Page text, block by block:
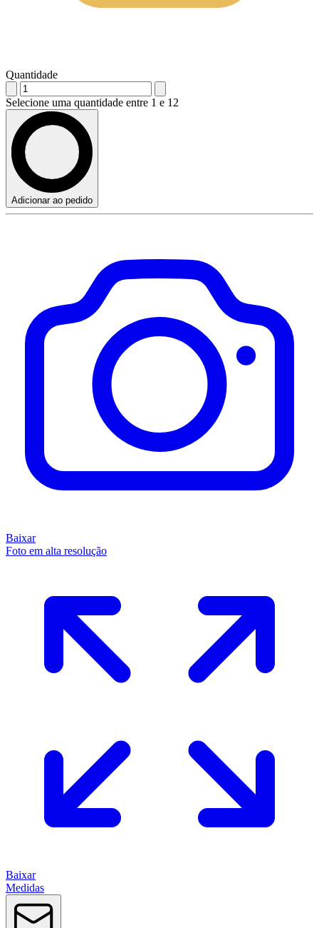
Quantidade
Selecione uma quantidade entre 1 e 12
Adicionar ao pedido
Baixar
Foto em alta resolução
Baixar
Medidas